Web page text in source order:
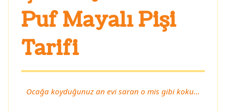
Puf Mayalı Pişi
Tarifi
Ocağa koyduğunuz an evi saran o mis gibi koku…